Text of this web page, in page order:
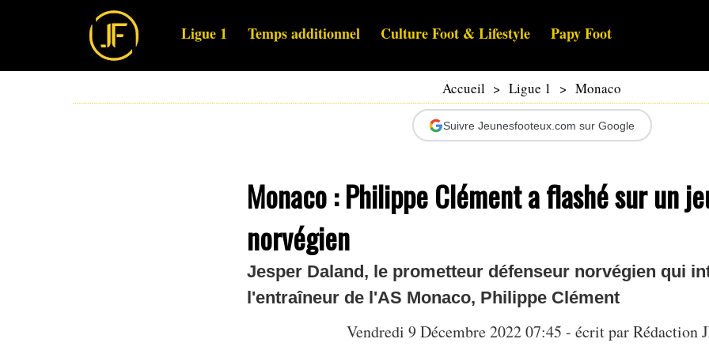
Ligue 1 Temps additionnel Culture Foot & Lifestyle Papy Foot
Accueil > Ligue 1 > Monaco
Suivre Jeunesfooteux.com sur Google
Monaco : Philippe Clément a flashé sur un
norvégien
Jesper Daland, le prometteur défenseur norvégien qui
l'entraîneur de l'AS Monaco, Philippe Clément
Vendredi 9 Décembre 2022 07:45 - écrit par Rédaction